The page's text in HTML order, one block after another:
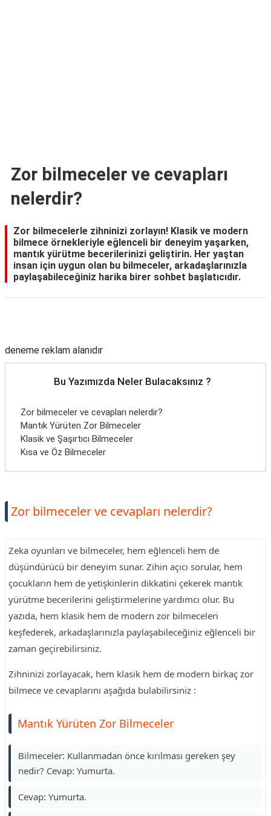
Zor bilmeceler ve cevapları
nelerdir?
Zor bilmecelerle zihninizi zorlayın! Klasik ve modern
bilmece örnekleriyle eğlenceli bir deneyim yaşarken,
mantık yürütme becerilerinizi geliştirin. Her yaştan
insan için uygun olan bu bilmeceler, arkadaşlarınızla
paylaşabileceğiniz harika birer sohbet başlatıcıdır.
deneme reklam alanıdır
Bu Yazımızda Neler Bulacaksınız ?
Zor bilmeceler ve cevapları nelerdir?
Mantık Yürüten Zor Bilmeceler
Klasik ve Şaşırtıcı Bilmeceler
Kısa ve Öz Bilmeceler
Zor bilmeceler ve cevapları nelerdir?
Zeka oyunları ve bilmeceler, hem eğlenceli hem de
düşündürücü bir deneyim sunar. Zihin açıcı sorular, hem
çocukların hem de yetişkinlerin dikkatini çekerek mantık
yürütme becerilerini geliştirmelerine yardımcı olur. Bu
yazıda, hem klasik hem de modern zor bilmeceleri
keşfederek, arkadaşlarınızla paylaşabileceğiniz eğlenceli bir
zaman geçirebilirsiniz.
Zihninizi zorlayacak, hem klasik hem de modern birkaç zor
bilmece ve cevaplarını aşağıda bulabilirsiniz :
Mantık Yürüten Zor Bilmeceler
Bilmeceler: Kullanmadan önce kırılması gereken şey
nedir? Cevap: Yumurta.
Cevap: Yumurta.